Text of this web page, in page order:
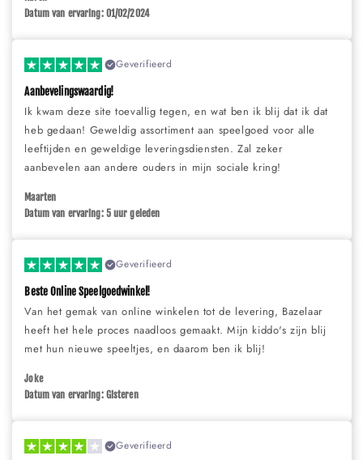
Datum van ervaring: 01/02/2024
Geverifieerd
Aanbevelingswaardig!
Ik kwam deze site toevallig tegen, en wat ben ik blij dat ik dat
heb gedaan! Geweldig assortiment aan speelgoed voor alle
leeftijden en geweldige leveringsdiensten. Zal zeker
aanbevelen aan andere ouders in mijn sociale kring!
Maarten
Datum van ervaring: 5 uur geleden
Geverifieerd
Beste Online Speelgoedwinkel!
Van het gemak van online winkelen tot de levering, Bazelaar
heeft het hele proces naadloos gemaakt. Mijn kiddo's zijn blij
met hun nieuwe speeltjes, en daarom ben ik blij!
Joke
Datum van ervaring: Gisteren
Geverifieerd